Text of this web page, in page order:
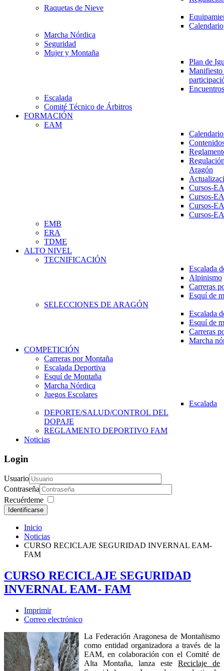
Raquetas de Nieve
Calendario
Marcha Nórdica
Seguridad
Mujer y Montaña
Plan de
Escalada
Comité Técnico de Árbitros
FORMACIÓN
EAM
Aragón
Cursos-
Cursos-
Cursos-
Cursos-
EMB
ERA
TDME
ALTO NIVEL
TECNIFICACIÓN
Escalada
Alpinismo
Carreras
Esquí de
SELECCIONES DE ARAGÓN
Escalada
Esquí de
Carreras
Marcha
COMPETICIÓN
Carreras por Montaña
Escalada Deportiva
Esquí de Montaña
Marcha Nórdica
Juegos Escolares
Escalada
DEPORTE/SALUD/CONTROL DEL
DOPAJE
REGLAMENTO DEPORTIVO FAM
Noticias
Login
Usuario
Contraseña
Recuérdeme
Identificarse
Inicio
Noticias
CURSO RECICLAJE SEGURIDAD INVERNAL EAM-
FAM
CURSO RECICLAJE SEGURIDAD
INVERNAL EAM- FAM
Imprimir
Correo electrónico
La Federación Aragonesa de Montañismo
como entidad organizadora a través de la
EAM, en colaboración con el Comité de
Alta Montaña, lanza este Reciclaje de